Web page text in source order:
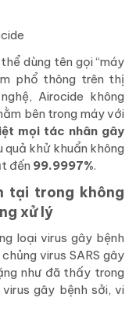
dùng tên gọi “máy
phổ thông trên thị
Airocide không
bên trong máy với
mọi tác nhân gây
quả khử khuẩn không
đến 99.9997%.
tại trong không
xử lý
loại virus gây bệnh
virus SARS gây
như đã thấy trong
gây bệnh sởi, vi